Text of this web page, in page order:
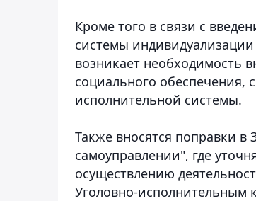
Кроме того в связи с
системы
возникает необходимость
социального обеспечения,
исполнительной системы.
Также вносятся поправки в
самоуправлении", где
осуществлению
Уголовно-исполнительным